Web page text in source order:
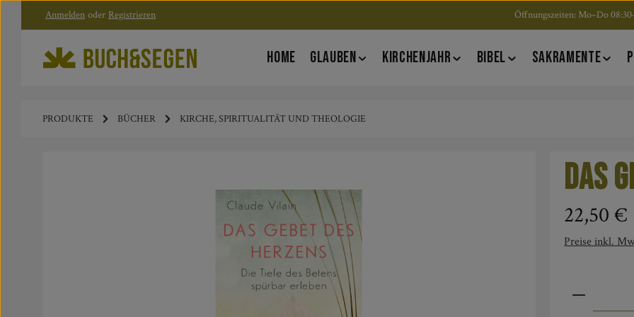
Zum Hauptinhalt springen
Zur Hauptnavigation springen
Anmelden oder Registrieren Öffnungszeiten: Mo–Do
HOME GLAUBEN KIRCHENJAHR BIBEL SAKRAMENTE
PRODUKTE BÜCHER KIRCHE, SPIRITUALITÄT UND THEOLOGIE
Das
Regulärer
22,50 €
Preise inkl.
Produkt